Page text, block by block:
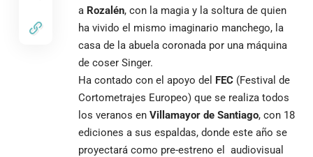
a Rozalén, con la magia y la soltura de quien
ha vivido el mismo imaginario manchego, la
casa de la abuela coronada por una máquina
de coser Singer.
Ha contado con el apoyo del FEC (Festival de
Cortometrajes Europeo) que se realiza todos
los veranos en Villamayor de Santiago, con 18
ediciones a sus espaldas, donde este año se
proyectará como pre-estreno el audiovisual